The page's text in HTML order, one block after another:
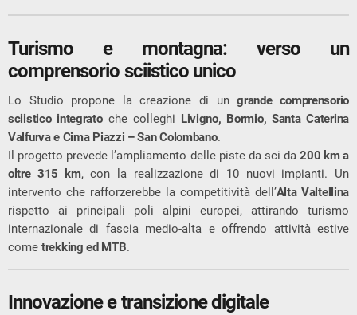
Turismo e montagna: verso un
comprensorio sciistico unico
Lo Studio propone la creazione di ungrande comprensorio
sciistico integratoche colleghi Livigno, Bormio, Santa Caterina
Valfurva e Cima Piazzi – San Colombano.
Il progetto prevede l’ampliamento delle piste da sci da200 km a
oltre 315 km, con la realizzazione di 10 nuovi impianti. Un
intervento che rafforzerebbe la competitività dell’Alta Valtellina
rispetto ai principali poli alpini europei, attirando turismo
internazionale di fascia medio-alta e offrendo attività estive
come trekking ed MTB.
Innovazione e transizione digitale